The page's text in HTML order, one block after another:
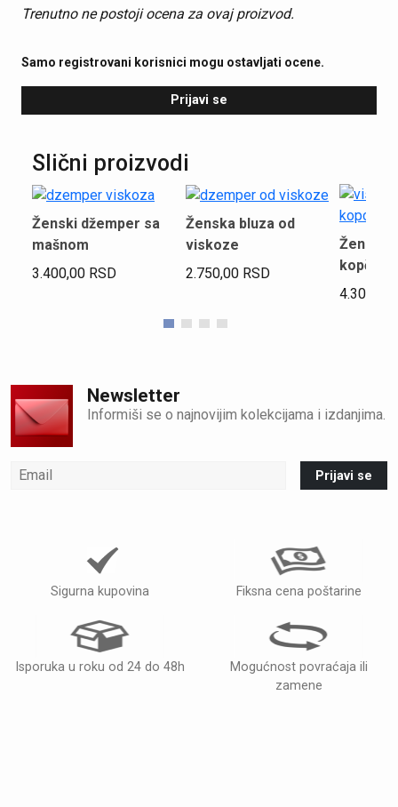
Trenutno ne postoji ocena za ovaj proizvod.
Samo registrovani korisnici mogu ostavljati ocene.
Prijavi se
Slični proizvodi
Ženski džemper sa
mašnom
3.400,00 RSD
Ženska bluza od
viskoze
2.750,00 RSD
Ženski
4.300,00
Newsletter
Informiši se o najnovijim kolekcijama i izdanjima.
Prijavi se
Sigurna kupovina Fiksna cena poštarine
Isporuka u roku od 24 do 48h
Mogućnost povraćaja ili
zamene